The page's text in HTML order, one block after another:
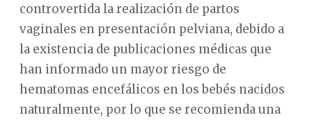
controvertida la realización de partos
vaginales en presentación pelviana, debido a
la existencia de publicaciones médicas que
han informado un mayor riesgo de
hematomas encefálicos en los bebés nacidos
naturalmente, por lo que se recomienda una